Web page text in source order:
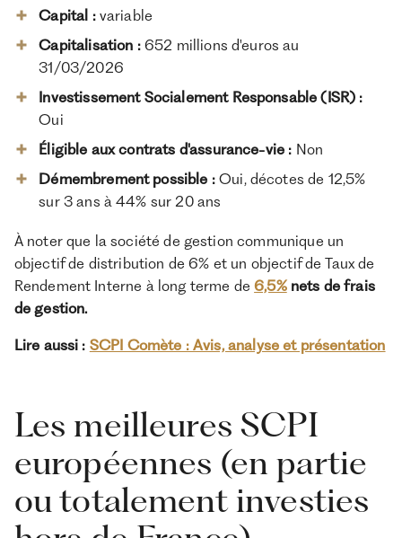
Capital : variable
Capitalisation : 652 millions d'euros au
31/03/2026
Investissement Socialement Responsable (ISR) :
Oui
Éligible aux contrats d'assurance-vie : Non
Démembrement possible :Oui, décotes de 12,5%
sur 3 ans à 44% sur 20 ans
À noter que la société de gestion communique un
objectif de distribution de 6% et un objectif de Taux de
Rendement Interne à long terme de6,5%nets de frais
de gestion.
Lire aussi : SCPI Comète : Avis, analyse et présentation
Les meilleures SCPI
européennes (en partie
ou totalement investies